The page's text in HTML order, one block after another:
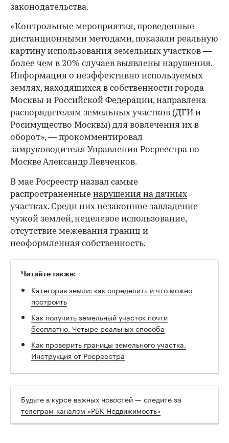
законодательства.
«Контрольные мероприятия, проведенные
дистанционными методами, показали реальную
картину использования земельных участков —
более чем в 20% случаев выявлены нарушения.
Информация о неэффективно используемых
землях, находящихся в собственности города
Москвы и Российской Федерации, направлена
распорядителям земельных участков (ДГИ и
Росимущество Москвы) для вовлечения их в
оборот», — прокомментировал
замруководителя Управления Росреестра по
Москве Александр Левченков.
В мае Росреестр назвал самые
распространенные нарушения на дачных
участках. Среди них незаконное завладение
чужой землей, нецелевое использование,
отсутствие межевания границ и
неоформленная собственность.
Читайте также:
Категория земли: как определить и что можно
построить
Как получить земельный участок почти
бесплатно. Четыре реальных способа
Как проверить границы земельного участка.
Инструкция от Росреестра
Будьте в курсе важных новостей — следите за
телеграм-каналом «РБК-Недвижимость»